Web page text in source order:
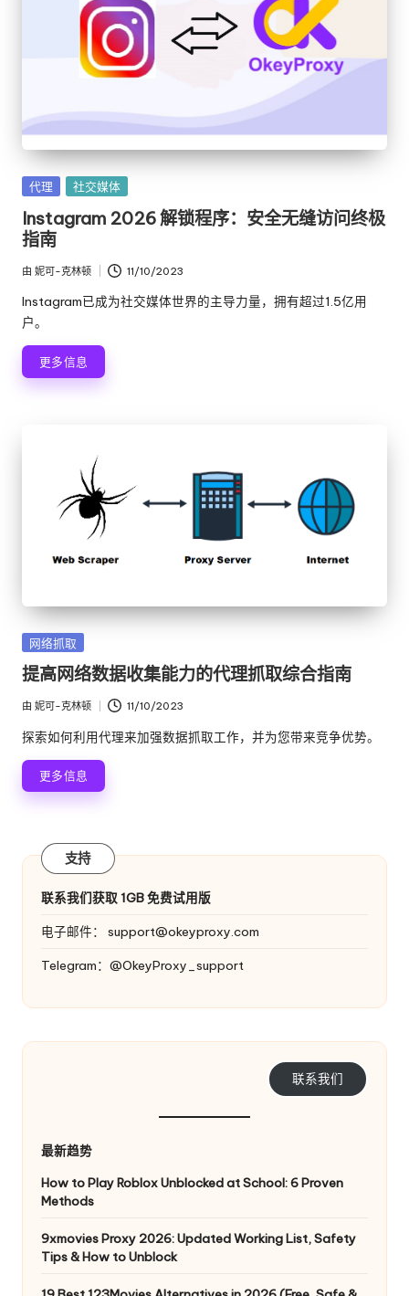
发
在
代理 社交媒体
Instagram 2026 解锁程序：安全无缝访问终极
指南
发
布
者
由 妮可-克林顿 11/10/2023
Instagram已成为社交媒体世界的主导力量，拥有超过1.5亿用
户。
更多信息
发
布
在
网络抓取
提高网络数据收集能力的代理抓取综合指南
发
布
由 妮可-克林顿 11/10/2023
探索如何利用代理来加强数据抓取工作，并为您带来竞争优势。
更多信息
支持
联系我们获取 1GB 免费试用版
电子邮件： support@okeyproxy.com
Telegram：@OkeyProxy_support
联系我们
最新趋势
How to Play Roblox Unblocked at School: 6 Proven
Methods
9xmovies Proxy 2026: Updated Working List, Safety
Tips & How to Unblock